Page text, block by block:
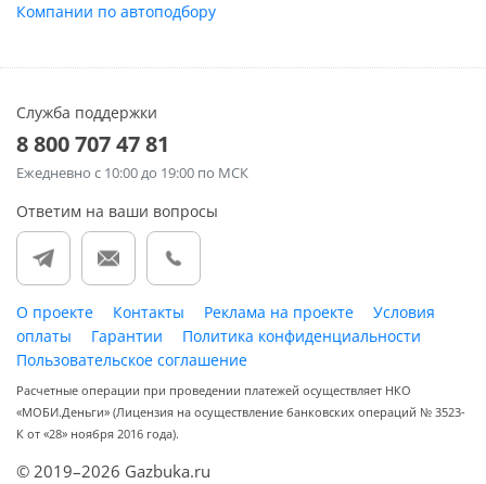
Компании по автоподбору
Служба поддержки
8 800 707 47 81
Ежедневно с 10:00 до 19:00 по МСК
Ответим на ваши вопросы
О проекте Контакты Реклама на проекте
Условия
оплаты
Гарантии
Политика конфиденциальности
Пользовательское соглашение
Расчетные операции при проведении платежей осуществляет НКО
«МОБИ.Деньги» (Лицензия на осуществление банковских операций № 3523-
К от «28» ноября 2016 года).
© 2019–2026 Gazbuka.ru